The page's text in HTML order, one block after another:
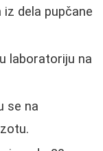
dela pupčane
laboratoriju na
se na